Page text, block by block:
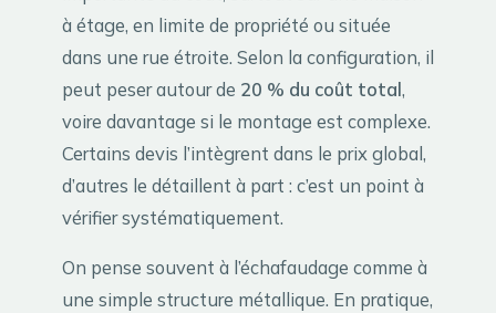
à étage, en limite de propriété ou située
dans une rue étroite. Selon la configuration, il
peut peser autour de 20 % du coût total,
voire davantage si le montage est complexe.
Certains devis l’intègrent dans le prix global,
d’autres le détaillent à part : c’est un point à
vérifier systématiquement.
On pense souvent à l’échafaudage comme à
une simple structure métallique. En pratique,